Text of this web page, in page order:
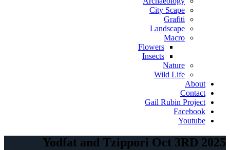
City Scape
Grafiti
Landscape
Macro
Flowers
Insects
Nature
Wild Life
About
Contact
Gail Rubin Project
Facebook
Youtube
Yodfat and Tzippori Oct 3RD 2025